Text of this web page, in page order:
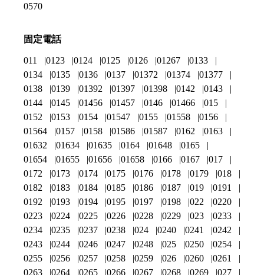
0570
固定電話
011 0123 0124 0125 0126 01267
0133
0134
0135 0136 0137 01372 01374
01377
0138
0139 01392 01397 01398 0142
0143
0144
0145 01456 01457 0146 01466
015
0152
0153 0154 01547 0155 01558
0156
01564
0157 0158 01586 01587 0162
0163
01632
01634 01635 0164 01648
0165
01654
01655 01656 01658 0166 0167
017
0172
0173 0174 0175 0176 0178 0179
018
0182
0183 0184 0185 0186 0187 019
0191
0192
0193 0194 0195 0197 0198 022
0220
0223
0224 0225 0226 0228 0229 023
0233
0234
0235 0237 0238 024 0240 0241
0242
0243
0244 0246 0247 0248 025 0250
0254
0255
0256 0257 0258 0259 026 0260
0261
0263
0264 0265 0266 0267 0268 0269 027